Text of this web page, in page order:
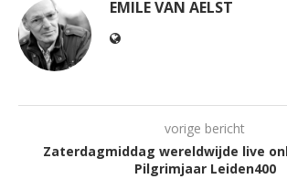
EMILE VAN AELST
vorige bericht
Zaterdagmiddag wereldwijde live
Pilgrimjaar Leiden400